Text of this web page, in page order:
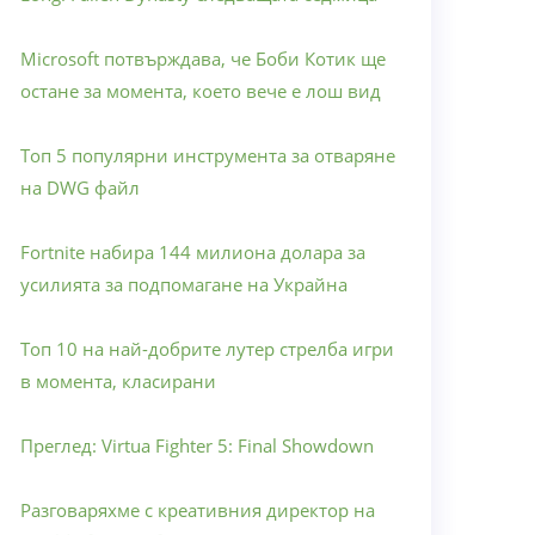
Microsoft потвърждава, че Боби Котик ще
остане за момента, което вече е лош вид
Топ 5 популярни инструмента за отваряне
на DWG файл
Fortnite набира 144 милиона долара за
усилията за подпомагане на Украйна
Топ 10 на най-добрите лутер стрелба игри
в момента, класирани
Преглед: Virtua Fighter 5: Final Showdown
Разговаряхме с креативния директор на